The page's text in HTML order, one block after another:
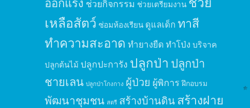
ช่วยกิจกรรม ช่วยเตรียมงาน
เหลือสัตว์ ซ่อมห้องเรียน ดูแลเด็ก ทาสี
ทำความสะอาด ทำยางยืด ทำโป่ง บริจาค
ปลูกต้นไม้ ปลูกปะการัง ปลูกป่า ปลูกป่า
ชายเลน ปลูกป่าโกงกาง ผู้ป่วย ผู้พิการ ฝึกอบรม
พัฒนาชุมชน สตรี สร้างบ้านดินสร้างฝาย